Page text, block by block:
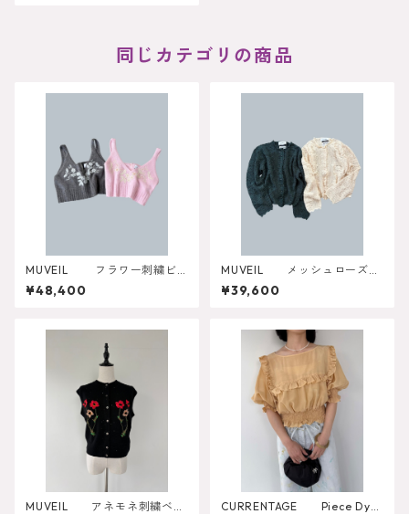
同じカテゴリの商品
MUVEIL フラワー刺繍ビ
スチェ MA262EAC003
¥48,400
MUVEIL メッシュローズカ
ーディガン MA262KCD0
07
¥39,600
MUVEIL アネモネ刺繍ベス
CURRENTAGE Piece Dyei